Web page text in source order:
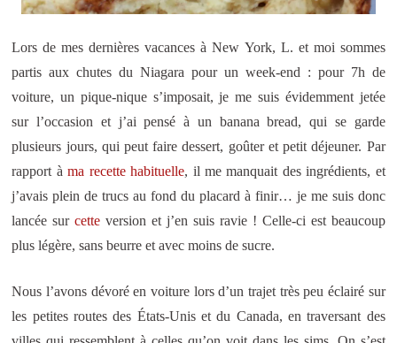
Lors de mes dernières vacances à New York, L. et moi sommes
partis aux chutes du Niagara pour un week-end : pour 7h de
voiture, un pique-nique s’imposait, je me suis évidemment jetée
sur l’occasion et j’ai pensé à un banana bread, qui se garde
plusieurs jours, qui peut faire dessert, goûter et petit déjeuner. Par
rapport àma recette habituelle, il me manquait des ingrédients, et
j’avais plein de trucs au fond du placard à finir… je me suis donc
lancée surcette version et j’en suis ravie ! Celle-ci est beaucoup
plus légère, sans beurre et avec moins de sucre.
Nous l’avons dévoré en voiture lors d’un trajet très peu éclairé sur
les petites routes des États-Unis et du Canada, en traversant des